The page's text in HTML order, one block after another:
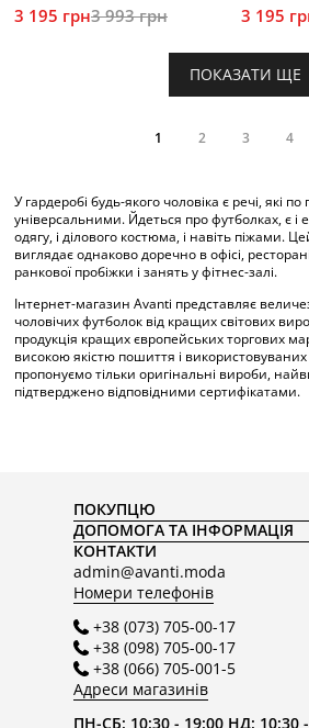
3 195 грн3 993 грн 3 195
ПОКАЗАТИ ЩЕ
1 2 3 4
У гардеробі будь-якого чоловіка є речі, які
універсальними. Йдеться про футболках, є
одягу, і ділового костюма, і навіть піжами.
виглядає однаково доречно в офісі,
ранкової пробіжки і занять у фітнес-залі.
Інтернет-магазин Avanti представляє
чоловічих футболок від кращих світових
продукція кращих європейських торгових
високою якістю пошиття і
пропонуємо тільки оригінальні вироби,
підтверджено відповідними сертифікатами.
На сайті нашої компанії ви знайдете
одягу з останніх модних колекцій
модельєрів. У нашому каталозі представлені
наступних стилів:
Класика. Моделі з круглим вирізом
різнокольоровими вставками і без
принтами і оригінальними написами.
Поло. Футболка з комірцем і
вигляду деякої респектабельності і
обстановці.
ПОКУПЦЮ
ДОПОМОГА ТА ІНФОРМАЦІЯ
КОНТАКТИ
admin@avanti.moda
Номери телефонів
+38 (073) 705-00-17
+38 (098) 705-00-17
+38 (066) 705-001-5
Адреси магазинів
ПН-СБ: 10:30 - 19:00 НД: 10:30